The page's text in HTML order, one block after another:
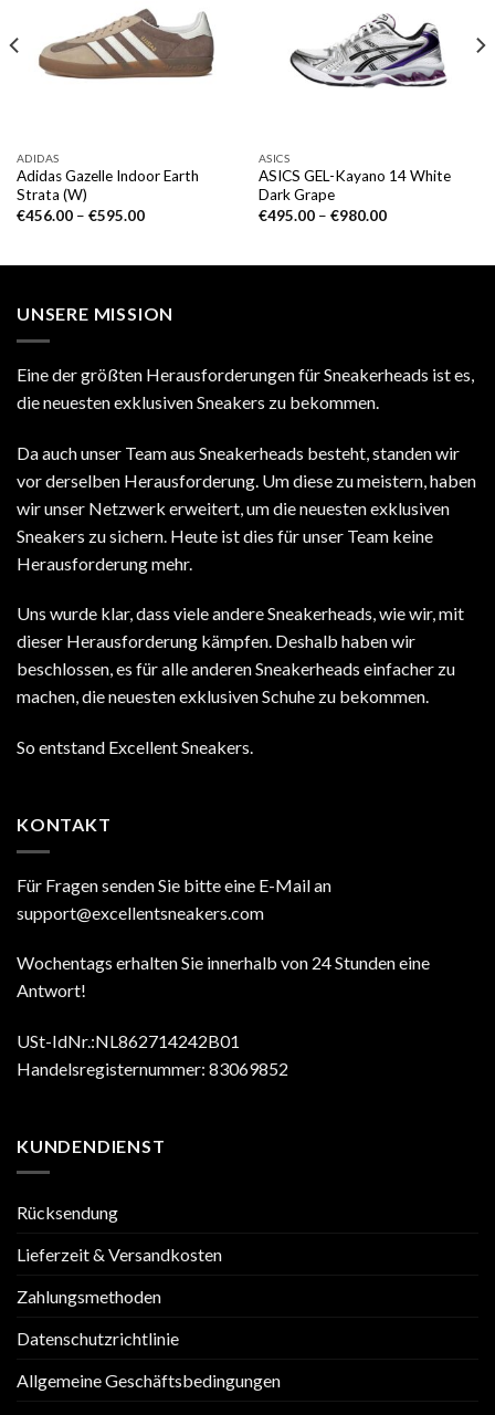
ADIDAS
Adidas Gazelle Indoor Earth
Strata (W)
€456.00– €595.00
ASICS
ASICS GEL-Kayano 14 White
Dark Grape
€495.00– €980.00
UNSERE MISSION
Eine der größten Herausforderungen für Sneakerheads ist es,
die neuesten exklusiven Sneakers zu bekommen.
Da auch unser Team aus Sneakerheads besteht, standen wir
vor derselben Herausforderung. Um diese zu meistern, haben
wir unser Netzwerk erweitert, um die neuesten exklusiven
Sneakers zu sichern. Heute ist dies für unser Team keine
Herausforderung mehr.
Uns wurde klar, dass viele andere Sneakerheads, wie wir, mit
dieser Herausforderung kämpfen. Deshalb haben wir
beschlossen, es für alle anderen Sneakerheads einfacher zu
machen, die neuesten exklusiven Schuhe zu bekommen.
So entstand Excellent Sneakers.
KONTAKT
Für Fragen senden Sie bitte eine E-Mail an
support@excellentsneakers.com
Wochentags erhalten Sie innerhalb von 24 Stunden eine
Antwort!
USt-IdNr.:NL862714242B01
Handelsregisternummer: 83069852
KUNDENDIENST
Rücksendung
Lieferzeit & Versandkosten
Zahlungsmethoden
Datenschutzrichtlinie
Allgemeine Geschäftsbedingungen